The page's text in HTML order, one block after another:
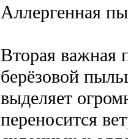
Аллергенная
Вторая важная
берёзовой
выделяет
переносится